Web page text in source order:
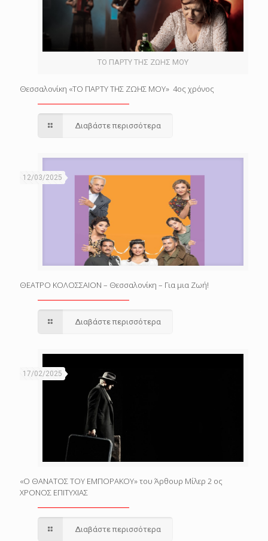
ΤΟ ΠΑΡΤΥ ΤΗΣ ΖΩΗΣ ΜΟΥ
Θεσσαλονίκη «ΤΟ ΠΑΡΤΥ ΤΗΣ ΖΩΗΣ ΜΟΥ» 4ος χρόνος
Διαβάστε περισσότερα
12/03/2025
ΘΕΑΤΡΟ ΚΟΛΟΣΣΑΙΟΝ – Θεσσαλονίκη – Για μια Ζωή!
Διαβάστε περισσότερα
17/02/2025
«Ο ΘΑΝΑΤΟΣ ΤΟΥ ΕΜΠΟΡΑΚΟΥ» του Άρθουρ Μίλερ 2 ος
ΧΡΟΝΟΣ ΕΠΙΤΥΧΙΑΣ
Διαβάστε περισσότερα